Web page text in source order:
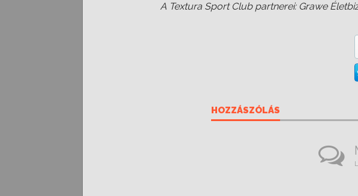
A Textura Sport Club partnerei: Grawe
HOZZÁSZÓLÁS